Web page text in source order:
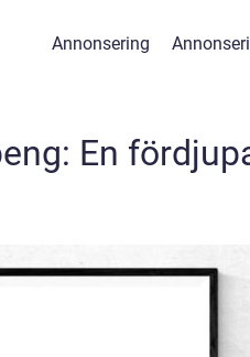
Annonsering
En